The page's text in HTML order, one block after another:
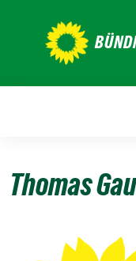
Thomas